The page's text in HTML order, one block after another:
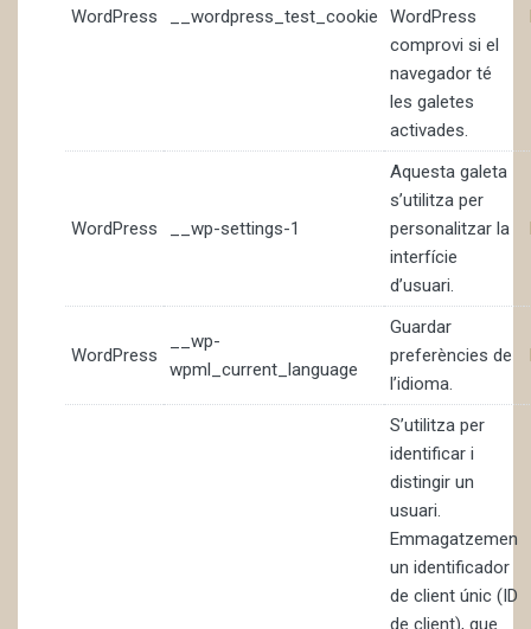
WordPress __wordpress_test_cookie
WordPress
comprovi si el
navegador té
les galetes
activades.
WordPress __wp-settings-1
Aquesta galeta
s’utilitza per
personalitzar la
interfície
d’usuari.
WordPress
__wp-
wpml_current_language
Guardar
preferències de
l’idioma.
S’utilitza per
identificar i
distingir un
usuari.
Emmagatzemen
un identificador
de client únic (ID
de client), que